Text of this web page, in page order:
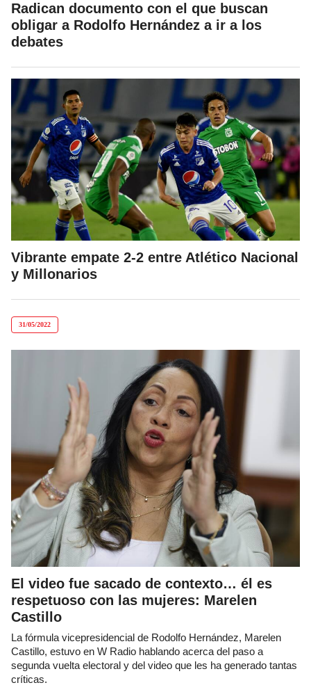
Radican documento con el que buscan
obligar a Rodolfo Hernández a ir a los
debates
Vibrante empate 2-2 entre Atlético Nacional
y Millonarios
31/05/2022
El video fue sacado de contexto… él es
respetuoso con las mujeres: Marelen
Castillo
La fórmula vicepresidencial de Rodolfo Hernández, Marelen
Castillo, estuvo en W Radio hablando acerca del paso a
segunda vuelta electoral y del video que les ha generado tantas
críticas.